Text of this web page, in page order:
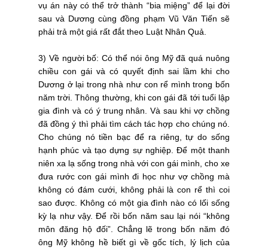
vụ án này có thể trở thành “bia miệng” để lại đời
sau và Dương cùng đồng phạm Vũ Văn Tiến sẽ
phải trả một giá rất đắt theo Luật Nhân Quả.
3) Về người bố: Có thể nói ông Mỹ đã quá nuông
chiều con gái và có quyết định sai lầm khi cho
Dương ở lại trong nhà như con rể mình trong bốn
năm trời. Thông thường, khi con gái đã tới tuổi lập
gia đình và có ý trung nhân. Và sau khi vợ chồng
đã đồng ý thì phải tìm cách tác hợp cho chúng nó.
Cho chúng nó tiền bạc để ra riêng, tự do sống
hạnh phúc và tạo dựng sự nghiệp. Để một thanh
niên xa lạ sống trong nhà với con gái mình, cho xe
đưa rước con gái mình đi học như vợ chồng mà
không có đám cưới, không phải là con rể thì coi
sao được. Không có một gia đình nào có lối sống
kỳ lạ như vậy. Để rồi bốn năm sau lại nói “không
môn đăng hộ đối”. Chẳng lẽ trong bốn năm đó
ông Mỹ không hề biết gì về gốc tích, lý lịch của